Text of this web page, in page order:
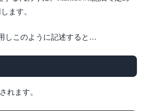
ます。
しこのように記述すると…
れます。